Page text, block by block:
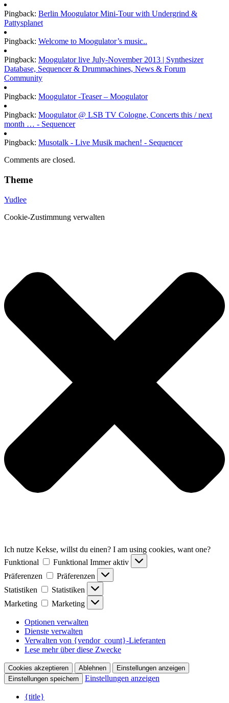
Pingback: Berlin Moogulator Mini-Tour with Undergrind &
Pattysplanet
Pingback: Welcome to Moogulator’s music..
Pingback: Moogulator live July-November 2013 | Synthesizer
Database, Sequencer & Drummachines, News & Forum
Community
Pingback: Moogulator -Teaser – Moogulator
Pingback: Moogulator @ LSB TV Cologne, Concerts this / next
month … - Sequencer
Pingback: Musotalk - Live Musik machen! - Sequencer
Comments are closed.
Theme
Yudlee
Cookie-Zustimmung verwalten
Ich nutze Kekse, willst du einen? I am using cookies, want one?
Funktional
Funktional Immer aktiv
Präferenzen
Präferenzen
Statistiken
Statistiken
Marketing
Marketing
Optionen verwalten
Dienste verwalten
Verwalten von {vendor_count}-Lieferanten
Lese mehr über diese Zwecke
Cookies akzeptieren Ablehnen
Einstellungen anzeigen
Einstellungen speichern
Einstellungen anzeigen
{title}